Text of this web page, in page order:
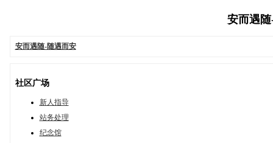
安而遇
安而遇随-随遇而安
社区广场
新人指导
站务处理
纪念馆